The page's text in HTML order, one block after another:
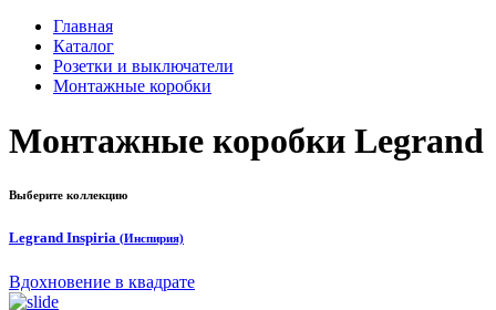
Главная
Каталог
Розетки и выключатели
Монтажные коробки
Монтажные коробки Legrand
Выберите коллекцию
Legrand Inspiria (Инспирия)
Вдохновение в квадрате